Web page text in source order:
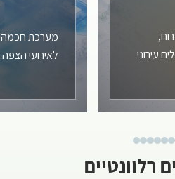
עירוני
מערכת חכמה
לאירועי
רלוונטיים